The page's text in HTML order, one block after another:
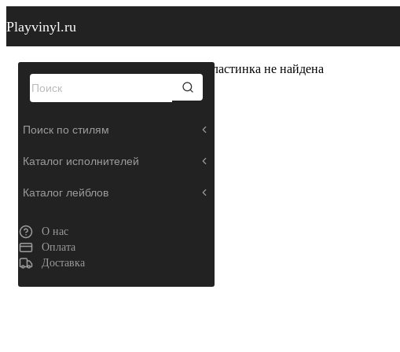
Playvinyl.ru
Поиск по стилям
Каталог исполнителей
Каталог лейблов
О нас
Оплата
Доставка
Пластинка не найдена